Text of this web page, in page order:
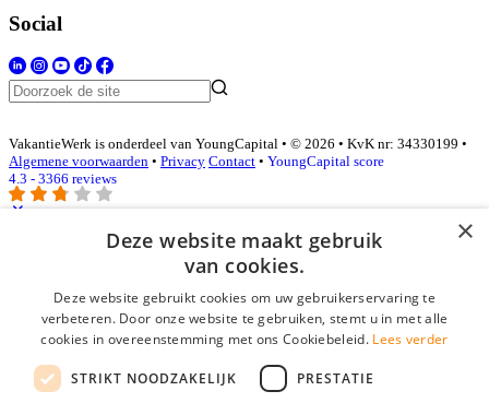
Social
VakantieWerk is onderdeel van YoungCapital • © 2026 • KvK nr: 34330199 •
Algemene voorwaarden • Privacy Contact • YoungCapital score
4.3 - 3366 reviews
Inloggen als bedrijf
E-mail*
Wachtwoord
login gegevens onthouden
×
Deze website maakt gebruik
van cookies.
Deze website gebruikt cookies om uw gebruikerservaring te
verbeteren. Door onze website te gebruiken, stemt u in met alle
cookies in overeenstemming met ons Cookiebeleid. Lees verder
STRIKT NOODZAKELIJK PRESTATIE